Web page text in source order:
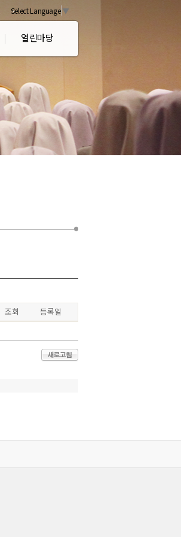
Select Language ▼
열린마당
조회 등록일